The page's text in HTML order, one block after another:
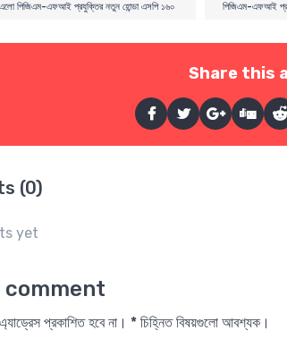
এলো পিজিএম-এফআই প্রযুক্তির নতুন হোন্ডা এসপি ১৬০ পিজিএম-এফআই
Share this
(0)
yet
comment
প্রকাশিত হবে না। * চিহ্নিত বিষয়গুলো আবশ্যক।